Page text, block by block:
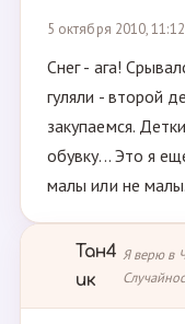
5 октября 2010, 11:12
Снег - ага!
гуляли - второй
закупаемся.
обувку... Это я
малы или не
Тан4
ик
Я верю в